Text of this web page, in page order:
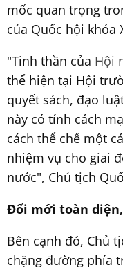
mốc quan trọng
của Quốc hội khóa
"Tinh thần của Hội
thể hiện tại Hội
quyết sách, đạo
này có tính cách
cách thể chế một
nhiệm vụ cho giai
nước", Chủ tịch
Đổi mới toàn
Bên cạnh đó, Chủ
chặng đường phía